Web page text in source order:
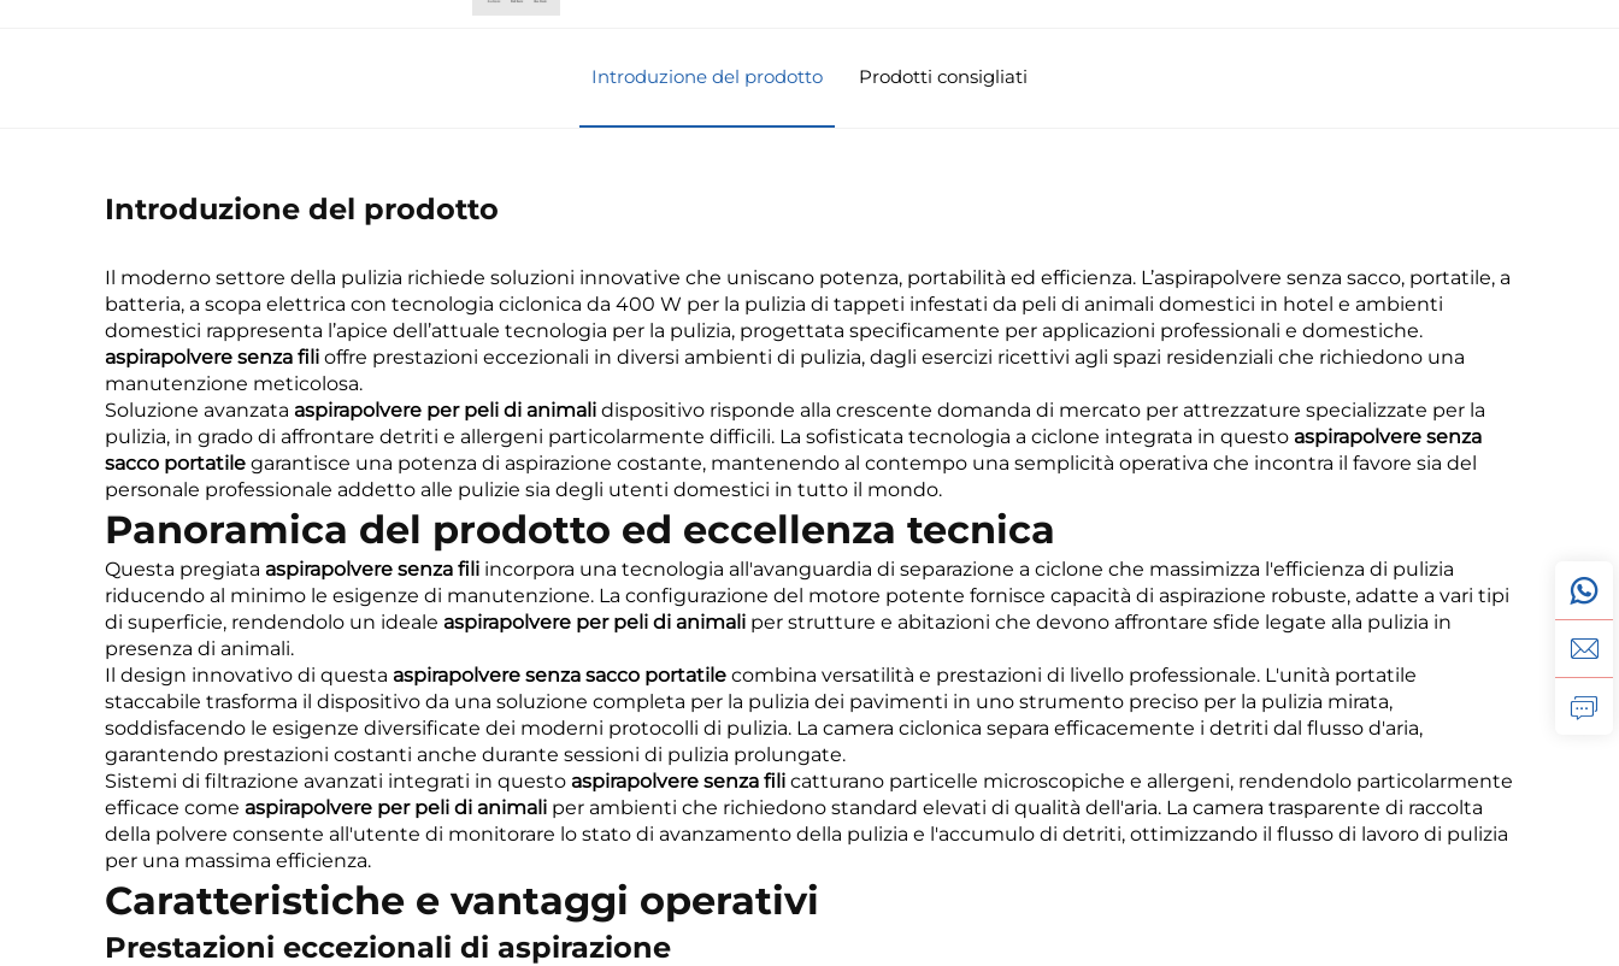
Introduzione del prodotto Prodotti consigliati
Introduzione del prodotto
Il moderno settore della pulizia richiede soluzioni innovative che uniscano potenza, portabilità ed efficienza. L’aspirapolvere senza sacco, portatile, a
batteria, a scopa elettrica con tecnologia ciclonica da 400 W per la pulizia di tappeti infestati da peli di animali domestici in hotel e ambienti
domestici rappresenta l’apice dell’attuale tecnologia per la pulizia, progettata specificamente per applicazioni professionali e domestiche.
aspirapolvere senza fili offre prestazioni eccezionali in diversi ambienti di pulizia, dagli esercizi ricettivi agli spazi residenziali che richiedono una
manutenzione meticolosa.
Soluzione avanzata aspirapolvere per peli di animali dispositivo risponde alla crescente domanda di mercato per attrezzature specializzate per la
pulizia, in grado di affrontare detriti e allergeni particolarmente difficili. La sofisticata tecnologia a ciclone integrata in questo aspirapolvere senza
sacco portatile garantisce una potenza di aspirazione costante, mantenendo al contempo una semplicità operativa che incontra il favore sia del
personale professionale addetto alle pulizie sia degli utenti domestici in tutto il mondo.
Panoramica del prodotto ed eccellenza tecnica
Questa pregiata aspirapolvere senza fili incorpora una tecnologia all'avanguardia di separazione a ciclone che massimizza l'efficienza di pulizia
riducendo al minimo le esigenze di manutenzione. La configurazione del motore potente fornisce capacità di aspirazione robuste, adatte a vari tipi
di superficie, rendendolo un ideale aspirapolvere per peli di animali per strutture e abitazioni che devono affrontare sfide legate alla pulizia in
presenza di animali.
Il design innovativo di questa aspirapolvere senza sacco portatile combina versatilità e prestazioni di livello professionale. L'unità portatile
staccabile trasforma il dispositivo da una soluzione completa per la pulizia dei pavimenti in uno strumento preciso per la pulizia mirata,
soddisfacendo le esigenze diversificate dei moderni protocolli di pulizia. La camera ciclonica separa efficacemente i detriti dal flusso d'aria,
garantendo prestazioni costanti anche durante sessioni di pulizia prolungate.
Sistemi di filtrazione avanzati integrati in questo aspirapolvere senza fili catturano particelle microscopiche e allergeni, rendendolo particolarmente
efficace come aspirapolvere per peli di animali per ambienti che richiedono standard elevati di qualità dell'aria. La camera trasparente di raccolta
della polvere consente all'utente di monitorare lo stato di avanzamento della pulizia e l'accumulo di detriti, ottimizzando il flusso di lavoro di pulizia
per una massima efficienza.
Caratteristiche e vantaggi operativi
Prestazioni eccezionali di aspirazione